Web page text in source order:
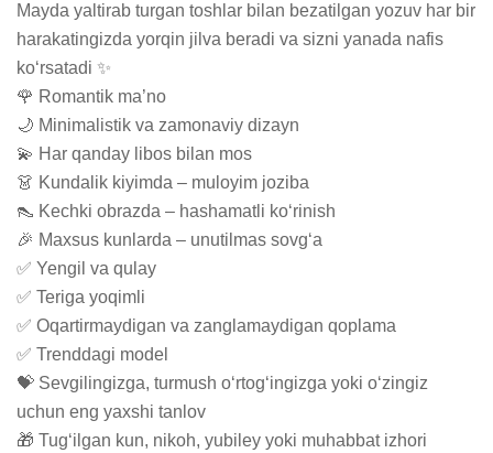
Mayda yaltirab turgan toshlar bilan bezatilgan yozuv har bir
harakatingizda yorqin jilva beradi va sizni yanada nafis
ko‘rsatadi ✨
🌹 Romantik ma’no
🌙 Minimalistik va zamonaviy dizayn
💫 Har qanday libos bilan mos
👗 Kundalik kiyimda – muloyim joziba
👠 Kechki obrazda – hashamatli ko‘rinish
🎉 Maxsus kunlarda – unutilmas sovg‘a
✅ Yengil va qulay
✅ Teriga yoqimli
✅ Oqartirmaydigan va zanglamaydigan qoplama
✅ Trenddagi model
💝 Sevgilingizga, turmush o‘rtog‘ingizga yoki o‘zingiz
uchun eng yaxshi tanlov
🎁 Tug‘ilgan kun, nikoh, yubiley yoki muhabbat izhori